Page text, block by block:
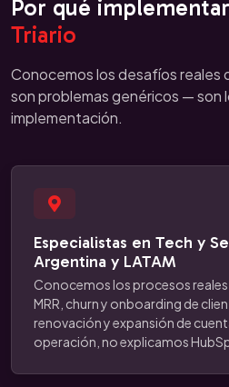
Por qué
Triario
Conocemos los desafíos reales
son problemas genéricos — son
implementación.
Especialistas en Tech y
Argentina y LATAM
Conocemos los procesos
MRR, churn y onboarding de
renovación y expansión de
operación, no explicamos